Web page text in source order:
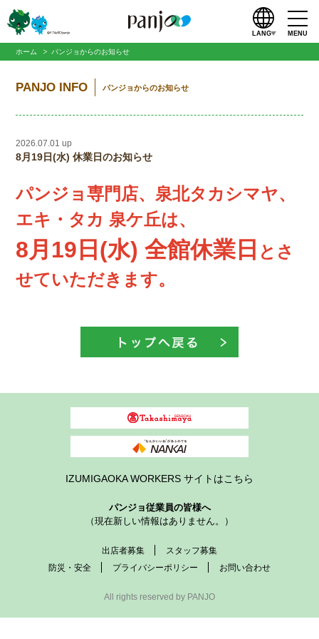
LANG MENU
ホーム パンジョからのお知らせ
PANJO INFO パンジョからのお知らせ
2026.07.01 up
8月19日(水) 休業日のお知らせ
パンジョ専門店、泉北タカシマヤ、
エキ・タカ 泉ケ丘は、
8月19日(水) 全館休業日 とさ
せていただきます。
IZUMIGAOKA WORKERS サイトはこちら
パンジョ従業員の皆様へ
（現在新しい情報はありません。）
出店者募集
スタッフ募集
防災・安全
プライバシーポリシー お問い合わせ
All rights reserved by PANJO